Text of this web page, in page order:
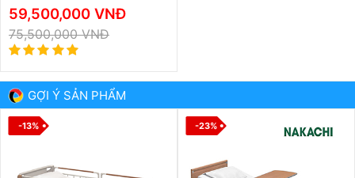
59,500,000 VNĐ
75,500,000 VNĐ
GỢI Ý SẢN PHẨM
-13% -23%